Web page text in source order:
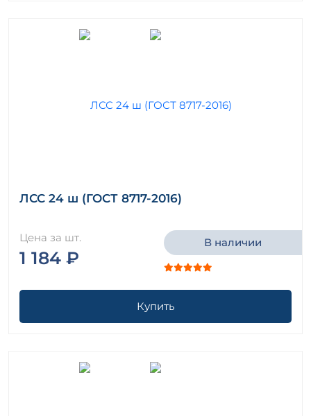
ЛСС 24 ш (ГОСТ 8717-2016)
Цена за шт.
1 184 ₽
В наличии
Купить